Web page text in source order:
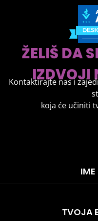
ŽELIŠ DA
IZDVOJI
Kontaktirajte nas i
koja će učiniti